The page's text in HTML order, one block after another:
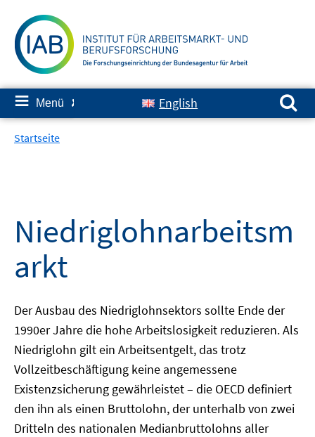
zum
Inhalt
≡ Menü ✘ English
Suchen nach:
Startseite
Niedriglohnarbeitsm
arkt
Der Ausbau des Niedriglohnsektors sollte Ende der
1990er Jahre die hohe Arbeitslosigkeit reduzieren. Als
Niedriglohn gilt ein Arbeitsentgelt, das trotz
Vollzeitbeschäftigung keine angemessene
Existenzsicherung gewährleistet – die OECD definiert
den ihn als einen Bruttolohn, der unterhalb von zwei
Dritteln des nationalen Medianbruttolohns aller